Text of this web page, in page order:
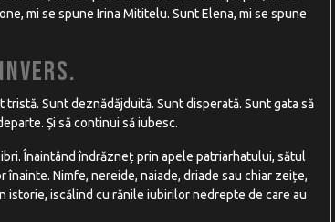
mi se spune Irina Mititelu. Sunt Elena, mi se spune
Sunt deznădăjduită. Sunt disperată. Sunt gata să
Și să continui să iubesc.
Înaintând îndrăzneț prin apele patriarhatului, sătul
Nimfe, nereide, naiade, driade sau chiar zeițe,
iscălind cu rănile iubirilor nedrepte de care au